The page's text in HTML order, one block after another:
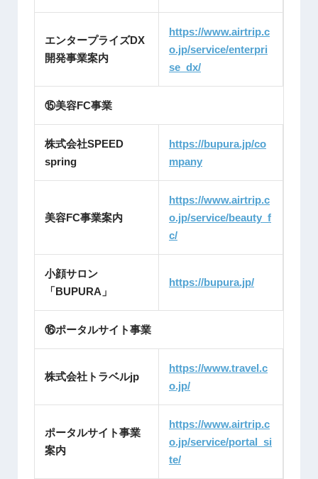
エンタープライズDX
開発事業案内
https://www.airtrip.c
o.jp/service/enterpri
se_dx/
⑮美容FC事業
株式会社SPEED
spring
https://bupura.jp/co
mpany
美容FC事業案内
https://www.airtrip.c
o.jp/service/beauty_f
c/
小顔サロン
「BUPURA」
https://bupura.jp/
⑯ポータルサイト事業
株式会社トラベルjp
https://www.travel.c
o.jp/
ポータルサイト事業
案内
https://www.airtrip.c
o.jp/service/portal_si
te/